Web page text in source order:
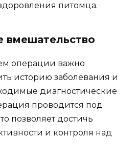
питомца.
вмешательство
операции важно
историю заболевания и
диагностические
проводится под
позволяет достичь
и контроля над